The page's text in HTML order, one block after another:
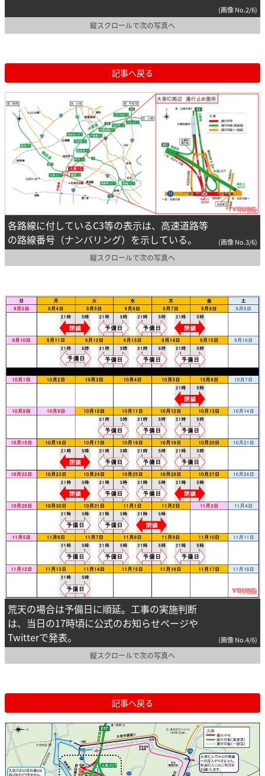
(画像 No.2/6)
縦スクロールで次の写真へ
記事へ戻る
各路線に付しているC3等の表示は、高速道路等
の路線番号（ナンバリング）を示している。
(画像 No.3/6)
縦スクロールで次の写真へ
荒天の場合は予備日に順延。工事の実施判断
は、当日の17時頃に公式のお知らせページや
Twitterで発表。
(画像 No.4/6)
縦スクロールで次の写真へ
記事へ戻る